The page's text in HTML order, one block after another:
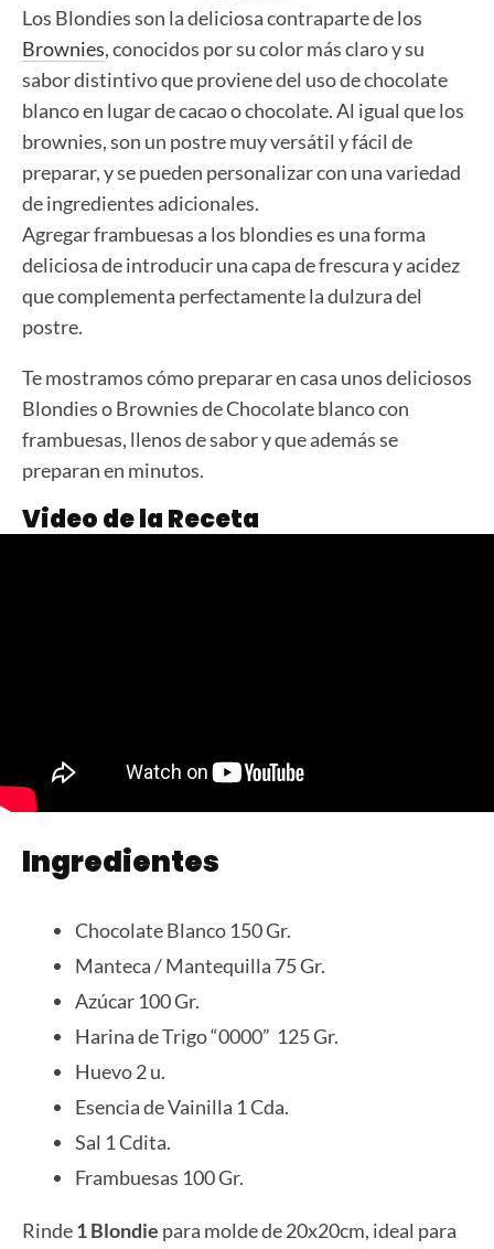
Los Blondies son la deliciosa contraparte de los
Brownies, conocidos por su color más claro y su
sabor distintivo que proviene del uso de chocolate
blanco en lugar de cacao o chocolate. Al igual que los
brownies, son un postre muy versátil y fácil de
preparar, y se pueden personalizar con una variedad
de ingredientes adicionales.
Agregar frambuesas a los blondies es una forma
deliciosa de introducir una capa de frescura y acidez
que complementa perfectamente la dulzura del
postre.
Te mostramos cómo preparar en casa unos deliciosos
Blondies o Brownies de Chocolate blanco con
frambuesas, llenos de sabor y que además se
preparan en minutos.
Video de la Receta
Ingredientes
Chocolate Blanco 150 Gr.
Manteca / Mantequilla 75 Gr.
Azúcar 100 Gr.
Harina de Trigo “0000” 125 Gr.
Huevo 2 u.
Esencia de Vainilla 1 Cda.
Sal 1 Cdita.
Frambuesas 100 Gr.
Rinde1 Blondie para molde de 20x20cm, ideal para